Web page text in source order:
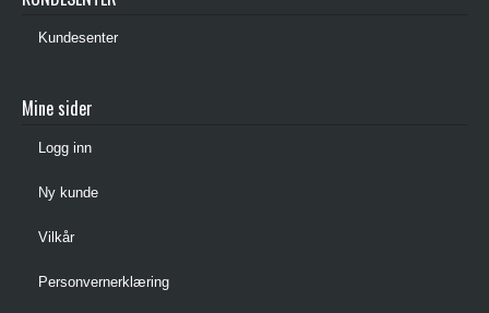
Kundesenter
Mine sider
Logg inn
Ny kunde
Vilkår
Personvernerklæring